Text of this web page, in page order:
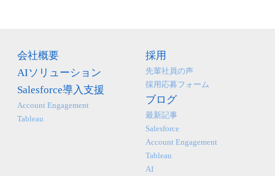
会社概要
AIソリューション
Salesforce導入支援
Account Engagement
Tableau
採用
先輩社員の声
採用応募フォーム
ブログ
最新記事
Salesforce
Account Engagement
Tableau
AI